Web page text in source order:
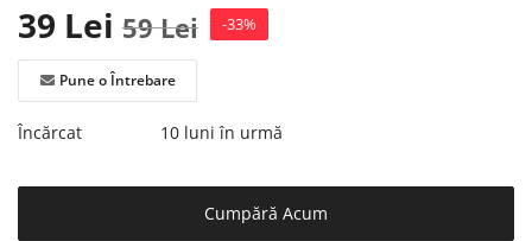
39 Lei 59Lei -33%
Pune o Întrebare
Încărcat 10 luni în urmă
Cumpără Acum